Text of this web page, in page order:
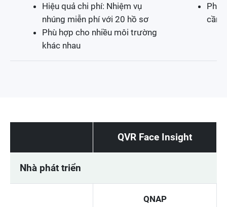
Hiệu quả chi phí: Nhiệm vụ
nhúng miễn phí với 20 hồ sơ
Phù hợp cho nhiều môi trường
khác nhau
Phù
cần
QVR Face Insight
Nhà phát triển
QNAP